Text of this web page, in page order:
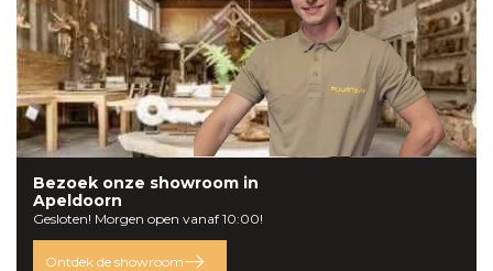
Bezoek onze showroom in
Apeldoorn
Gesloten! Morgen open vanaf 10:00!
Ontdek de showroom